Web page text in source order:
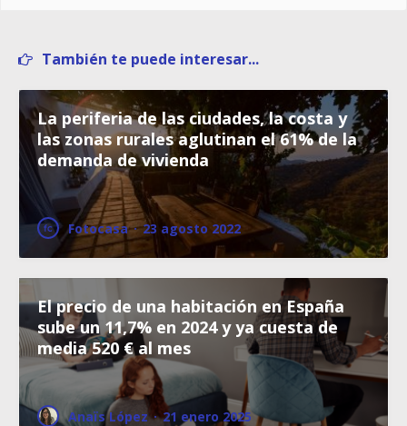
También te puede interesar...
La periferia de las ciudades, la costa y
las zonas rurales aglutinan el 61% de la
demanda de vivienda
Fotocasa · 23 agosto 2022
El precio de una habitación en España
sube un 11,7% en 2024 y ya cuesta de
media 520 € al mes
Anaïs López · 21 enero 2025